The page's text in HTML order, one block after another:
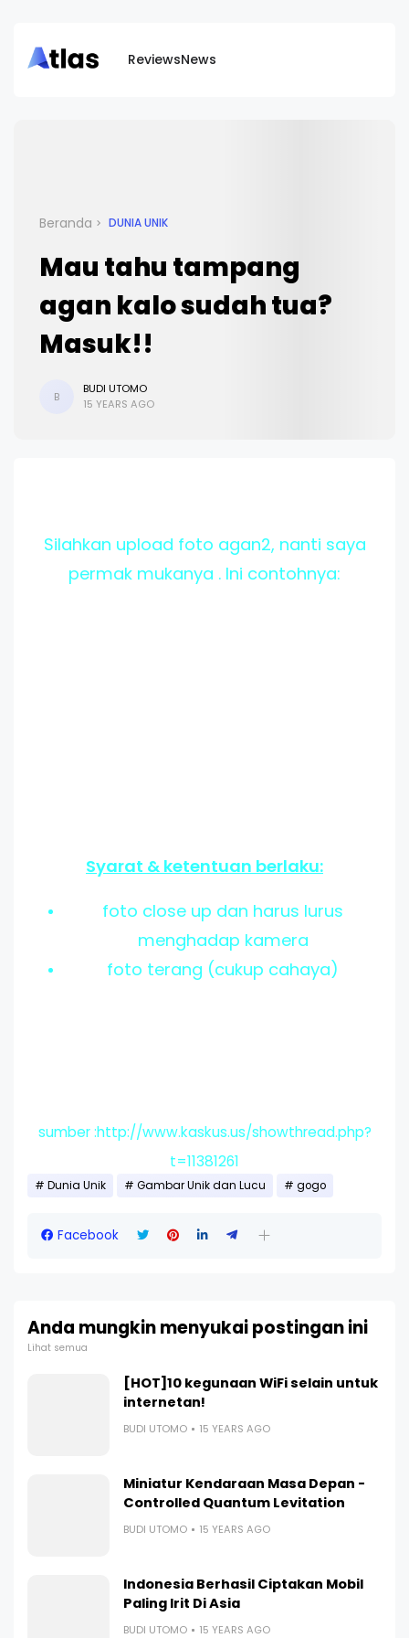
ReviewsNews
Beranda DUNIA UNIK
Mau tahu tampang
agan kalo sudah tua?
Masuk!!
B
BUDI UTOMO
15 YEARS AGO
Silahkan upload foto agan2, nanti saya
permak mukanya . Ini contohnya:
Syarat & ketentuan berlaku:
foto close up dan harus lurus
menghadap kamera
foto terang (cukup cahaya)
sumber :http://www.kaskus.us/showthread.php?
t=11381261
Dunia Unik Gambar Unik dan Lucu gogo
Facebook
Anda mungkin menyukai postingan ini
Lihat semua
[HOT]10 kegunaan WiFi selain untuk
internetan!
BUDI UTOMO 15 YEARS AGO
Miniatur Kendaraan Masa Depan -
Controlled Quantum Levitation
BUDI UTOMO 15 YEARS AGO
Indonesia Berhasil Ciptakan Mobil
Paling Irit Di Asia
BUDI UTOMO 15 YEARS AGO